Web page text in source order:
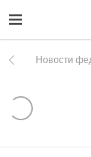
Новости